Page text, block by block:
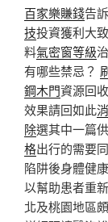
百家樂賺錢告
技投資獲利大
料氣密窗等級
有哪些禁忌？
鋼木門資源回
效果請回如此
除選其中一篇
格出行的需要
陷阱後身體健
以幫助患者重
北及桃園地區